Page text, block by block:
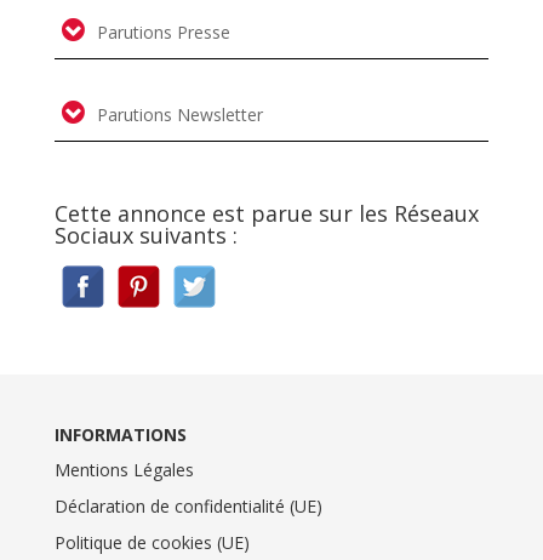
Parutions Presse
Parutions Newsletter
Cette annonce est parue sur les Réseaux
Sociaux suivants :
INFORMATIONS
Mentions Légales
Déclaration de confidentialité (UE)
Politique de cookies (UE)